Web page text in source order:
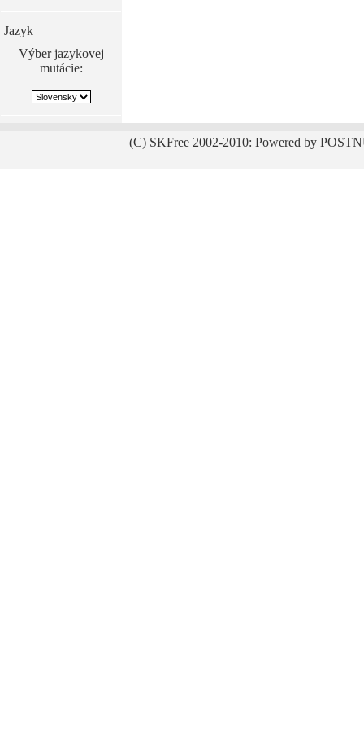
Jazyk
Výber jazykovej
mutácie:
(C) SKFree 2002-2010: Powered by